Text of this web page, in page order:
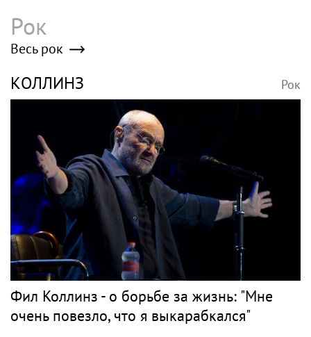
Рок
Весь рок
КОЛЛИНЗ Рок
Фил Коллинз - о борьбе за жизнь: "Мне
очень повезло, что я выкарабкался"